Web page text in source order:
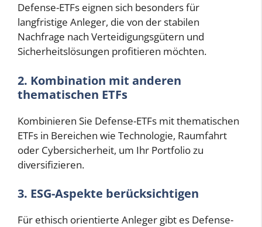
Defense-ETFs eignen sich besonders für
langfristige Anleger, die von der stabilen
Nachfrage nach Verteidigungsgütern und
Sicherheitslösungen profitieren möchten.
2. Kombination mit anderen
thematischen ETFs
Kombinieren Sie Defense-ETFs mit thematischen
ETFs in Bereichen wie Technologie, Raumfahrt
oder Cybersicherheit, um Ihr Portfolio zu
diversifizieren.
3. ESG-Aspekte berücksichtigen
Für ethisch orientierte Anleger gibt es Defense-